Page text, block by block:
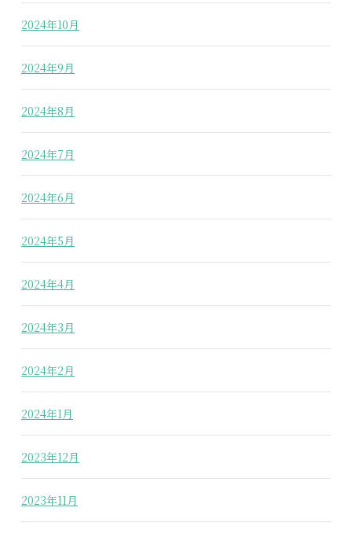
2024年10月
2024年9月
2024年8月
2024年7月
2024年6月
2024年5月
2024年4月
2024年3月
2024年2月
2024年1月
2023年12月
2023年11月